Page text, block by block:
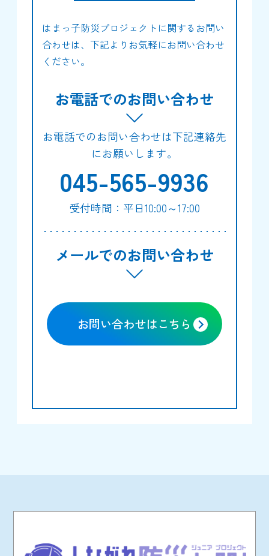
はまっ子防災プロジェクトに関するお問い
合わせは、下記よりお気軽にお問い合わせ
ください。
お電話でのお問い合わせ
お電話でのお問い合わせは下記連絡先
にお願いします。
045-565-9936
受付時間：平日10:00～17:00
メールでのお問い合わせ
お問い合わせはこちら